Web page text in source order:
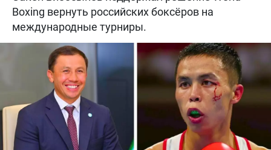
Boxing вернуть российских боксёров на
международные турниры.